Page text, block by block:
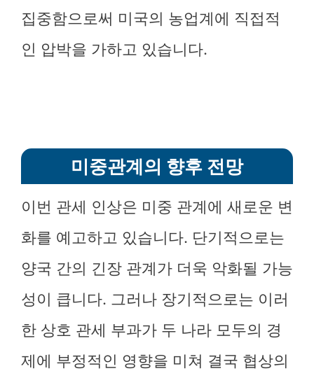
집중함으로써 미국의 농업계에 직접적
인 압박을 가하고 있습니다.
미중관계의 향후 전망
이번 관세 인상은 미중 관계에 새로운 변
화를 예고하고 있습니다. 단기적으로는
양국 간의 긴장 관계가 더욱 악화될 가능
성이 큽니다. 그러나 장기적으로는 이러
한 상호 관세 부과가 두 나라 모두의 경
제에 부정적인 영향을 미쳐 결국 협상의